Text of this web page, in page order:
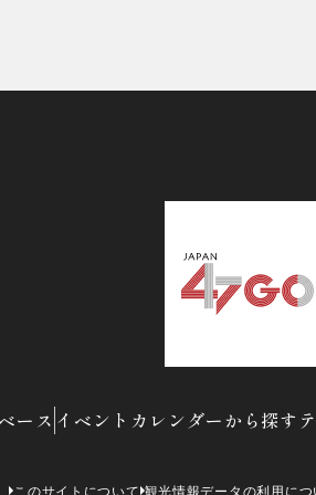
ース イベントカレンダーから探す
このサイトについて 観光情報データの利用につ